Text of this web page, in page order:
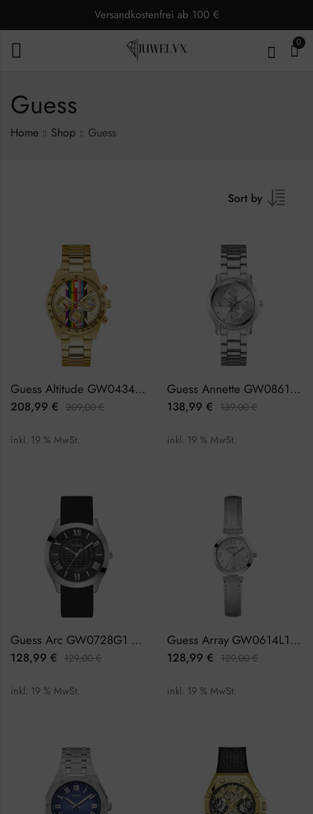
Versandkostenfrei ab 100 €
0
Guess
Home Shop Guess
Sort by
Guess Altitude GW0434G1 Herrenuhr
208,99 € 209,00€
inkl. 19 % MwSt.
Guess Annette GW0861L1 Damenuhr
138,99 € 139,00€
inkl. 19 % MwSt.
Guess Arc GW0728G1 Herrenuhr
128,99 € 129,00€
inkl. 19 % MwSt.
Guess Array GW0614L1 Damenuhr
128,99 € 129,00€
inkl. 19 % MwSt.